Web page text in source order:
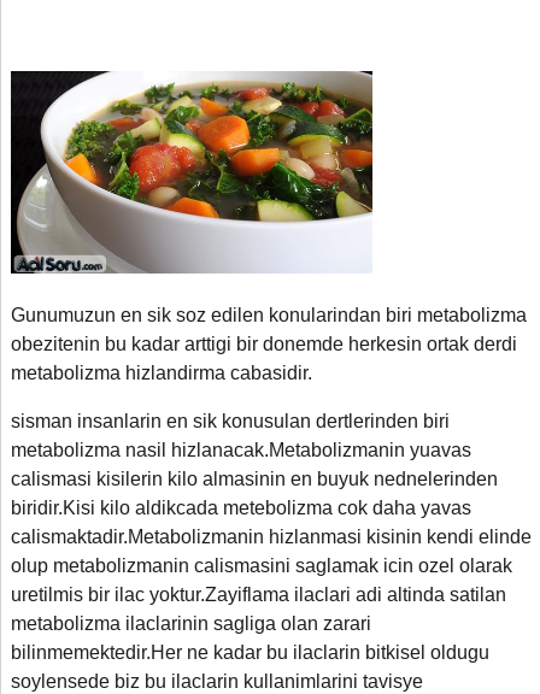
Gunumuzun en sik soz edilen konularindan biri metabolizma
obezitenin bu kadar arttigi bir donemde herkesin ortak derdi
metabolizma hizlandirma cabasidir.
sisman insanlarin en sik konusulan dertlerinden biri
metabolizma nasil hizlanacak.Metabolizmanin yuavas
calismasi kisilerin kilo almasinin en buyuk nednelerinden
biridir.Kisi kilo aldikcada metebolizma cok daha yavas
calismaktadir.Metabolizmanin hizlanmasi kisinin kendi elinde
olup metabolizmanin calismasini saglamak icin ozel olarak
uretilmis bir ilac yoktur.Zayiflama ilaclari adi altinda satilan
metabolizma ilaclarinin sagliga olan zarari
bilinmemektedir.Her ne kadar bu ilaclarin bitkisel oldugu
soylensede biz bu ilaclarin kullanimlarini tavisye